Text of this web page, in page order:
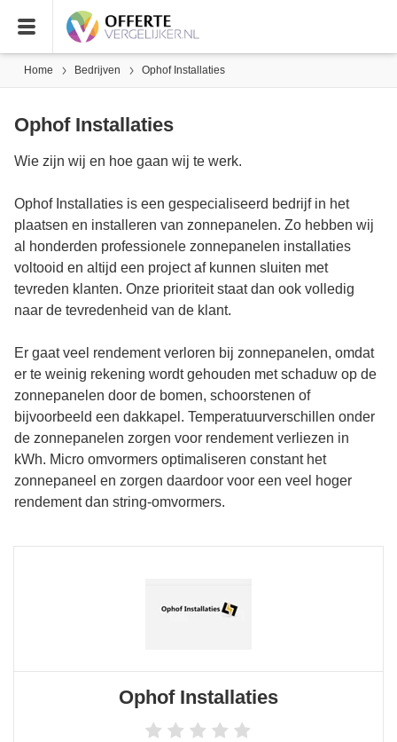
Home Bedrijven Ophof Installaties
Ophof Installaties
Wie zijn wij en hoe gaan wij te werk.
Ophof Installaties is een gespecialiseerd bedrijf in het
plaatsen en installeren van zonnepanelen. Zo hebben wij
al honderden professionele zonnepanelen installaties
voltooid en altijd een project af kunnen sluiten met
tevreden klanten. Onze prioriteit staat dan ook volledig
naar de tevredenheid van de klant.
Er gaat veel rendement verloren bij zonnepanelen, omdat
er te weinig rekening wordt gehouden met schaduw op de
zonnepanelen door de bomen, schoorstenen of
bijvoorbeeld een dakkapel. Temperatuurverschillen onder
de zonnepanelen zorgen voor rendement verliezen in
kWh. Micro omvormers optimaliseren constant het
zonnepaneel en zorgen daardoor voor een veel hoger
rendement dan string-omvormers.
Ophof Installaties